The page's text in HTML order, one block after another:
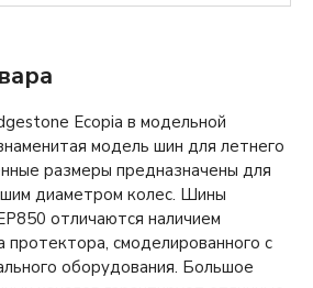
Ecopia в модельной
модель шин для летнего
размеры предназначены для
диаметром колес. Шины
отличаются наличием
протектора, смоделированного с
оборудования. Большое